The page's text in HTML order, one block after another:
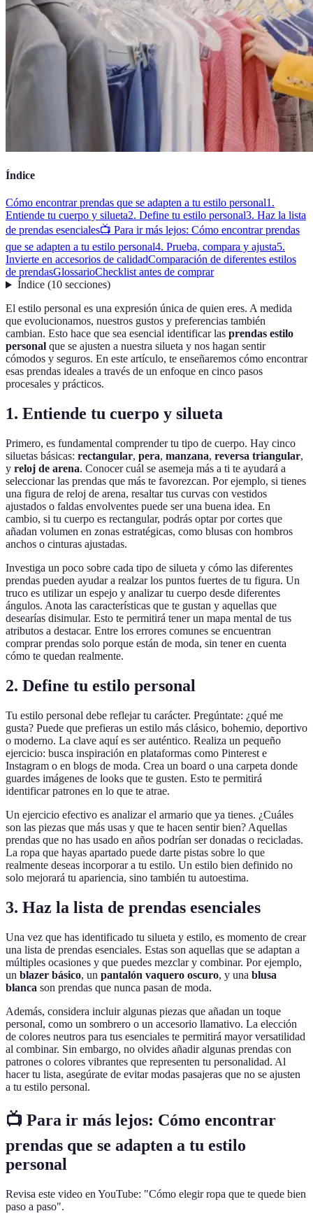
Índice
Cómo encontrar prendas que se adapten a tu estilo personal1.
Entiende tu cuerpo y silueta2. Define tu estilo personal3. Haz la lista
de prendas esenciales📺 Para ir más lejos: Cómo encontrar prendas
que se adapten a tu estilo personal4. Prueba, compara y ajusta5.
Invierte en accesorios de calidadComparación de diferentes estilos
de prendasGlossarioChecklist antes de comprar
Índice(10 secciones)
El estilo personal es una expresión única de quien eres. A medida
que evolucionamos, nuestros gustos y preferencias también
cambian. Esto hace que sea esencial identificar las prendas estilo
personal que se ajusten a nuestra silueta y nos hagan sentir
cómodos y seguros. En este artículo, te enseñaremos cómo encontrar
esas prendas ideales a través de un enfoque en cinco pasos
procesales y prácticos.
1. Entiende tu cuerpo y silueta
Primero, es fundamental comprender tu tipo de cuerpo. Hay cinco
siluetas básicas: rectangular, pera, manzana, reversa triangular,
y reloj de arena. Conocer cuál se asemeja más a ti te ayudará a
seleccionar las prendas que más te favorezcan. Por ejemplo, si tienes
una figura de reloj de arena, resaltar tus curvas con vestidos
ajustados o faldas envolventes puede ser una buena idea. En
cambio, si tu cuerpo es rectangular, podrás optar por cortes que
añadan volumen en zonas estratégicas, como blusas con hombros
anchos o cinturas ajustadas.
Investiga un poco sobre cada tipo de silueta y cómo las diferentes
prendas pueden ayudar a realzar los puntos fuertes de tu figura. Un
truco es utilizar un espejo y analizar tu cuerpo desde diferentes
ángulos. Anota las características que te gustan y aquellas que
desearías disimular. Esto te permitirá tener un mapa mental de tus
atributos a destacar. Entre los errores comunes se encuentran
comprar prendas solo porque están de moda, sin tener en cuenta
cómo te quedan realmente.
2. Define tu estilo personal
Tu estilo personal debe reflejar tu carácter. Pregúntate: ¿qué me
gusta? Puede que prefieras un estilo más clásico, bohemio, deportivo
o moderno. La clave aquí es ser auténtico. Realiza un pequeño
ejercicio: busca inspiración en plataformas como Pinterest e
Instagram o en blogs de moda. Crea un board o una carpeta donde
guardes imágenes de looks que te gusten. Esto te permitirá
identificar patrones en lo que te atrae.
Un ejercicio efectivo es analizar el armario que ya tienes. ¿Cuáles
son las piezas que más usas y que te hacen sentir bien? Aquellas
prendas que no has usado en años podrían ser donadas o recicladas.
La ropa que hayas apartado puede darte pistas sobre lo que
realmente deseas incorporar a tu estilo. Un estilo bien definido no
solo mejorará tu apariencia, sino también tu autoestima.
3. Haz la lista de prendas esenciales
Una vez que has identificado tu silueta y estilo, es momento de crear
una lista de prendas esenciales. Estas son aquellas que se adaptan a
múltiples ocasiones y que puedes mezclar y combinar. Por ejemplo,
un blazer básico, un pantalón vaquero oscuro, y una blusa
blanca son prendas que nunca pasan de moda.
Además, considera incluir algunas piezas que añadan un toque
personal, como un sombrero o un accesorio llamativo. La elección
de colores neutros para tus esenciales te permitirá mayor versatilidad
al combinar. Sin embargo, no olvides añadir algunas prendas con
patrones o colores vibrantes que representen tu personalidad. Al
hacer tu lista, asegúrate de evitar modas pasajeras que no se ajusten
a tu estilo personal.
📺 Para ir más lejos: Cómo encontrar
prendas que se adapten a tu estilo
personal
Revisa este video en YouTube: "Cómo elegir ropa que te quede bien
paso a paso".